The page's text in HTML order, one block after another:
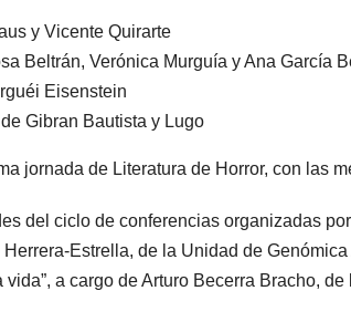
y Vicente Quirarte
Beltrán, Verónica Murguía y Ana García
Eisenstein
de Gibran Bautista y Lugo
jornada de Literatura de Horror, con las
del ciclo de conferencias organizadas
Herrera-Estrella, de la Unidad de
a cargo de Arturo Becerra Bracho,